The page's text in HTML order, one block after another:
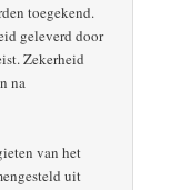
toegekend.
geleverd door
Zekerheid
na
van het
uit